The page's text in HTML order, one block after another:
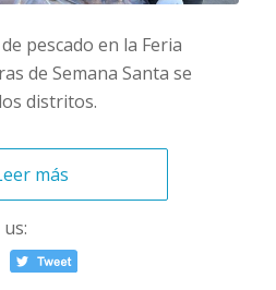
pescado en la Feria
de Semana Santa se
distritos.
más